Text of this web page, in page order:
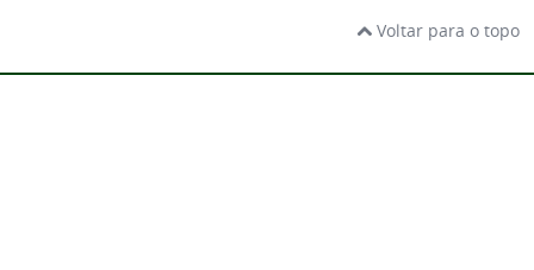
Voltar para o topo